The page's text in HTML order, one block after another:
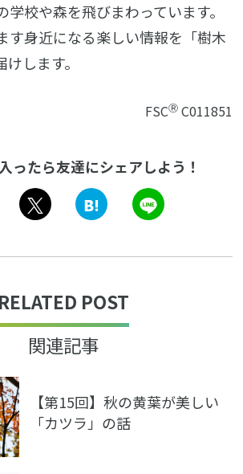
学校や森を飛びまわっています。
す身近になる楽しい情報を「樹木
します。
FSCⓇC011851
ったら友達にシェアしよう！
RELATED POST
関連記事
【第15回】秋の黄葉が美しい
「カツラ」の話